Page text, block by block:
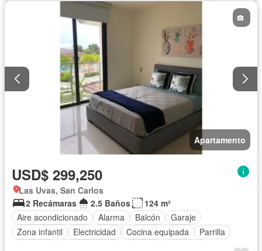
Apartamento
USD$ 299,250
Las Uvas, San Carlos
2 Recámaras
2.5 Baños
124 m²
Aire acondicionado
Alarma Balcón
Garaje
Zona infantil
Electricidad Cocina equipada
Parrilla